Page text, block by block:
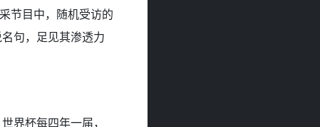
节目中，随机受访的
句，足见其渗透力
界杯每四年一届，